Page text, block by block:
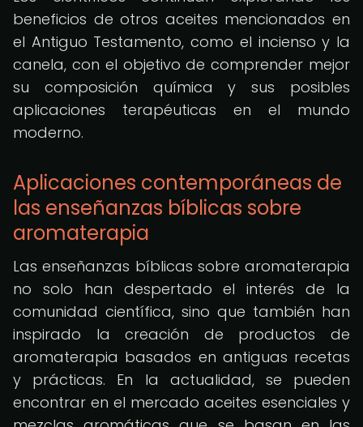
beneficios de otros aceites mencionados en
el Antiguo Testamento, como el incienso y la
canela, con el objetivo de comprender mejor
su composición química y sus posibles
aplicaciones terapéuticas en el mundo
moderno.
Aplicaciones contemporáneas de
las enseñanzas bíblicas sobre
aromaterapia
Las enseñanzas bíblicas sobre aromaterapia
no solo han despertado el interés de la
comunidad científica, sino que también han
inspirado la creación de productos de
aromaterapia basados en antiguas recetas
y prácticas. En la actualidad, se pueden
encontrar en el mercado aceites esenciales y